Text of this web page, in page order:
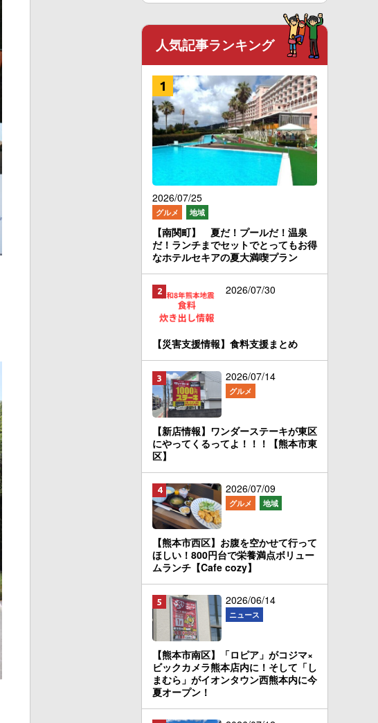
人気記事ランキング
2026/07/25
グルメ 地域
【南関町】 夏だ！プールだ！温泉
だ！ランチまでセットでとってもお得
なホテルセキアの夏大満喫プラン
2026/07/30
【災害支援情報】食料支援まとめ
2026/07/14
グルメ
【新店情報】ワンダーステーキが東区
にやってくるってよ！！！【熊本市東
区】
2026/07/09
グルメ 地域
【熊本市西区】お腹を空かせて行って
ほしい！800円台で栄養満点ボリュー
ムランチ【Cafe cozy】
2026/06/14
ニュース
【熊本市南区】「ロピア」がコジマ×
ビックカメラ熊本店内に！そして「し
まむら」がイオンタウン西熊本内に今
夏オープン！